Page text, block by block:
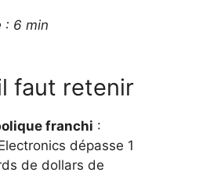
: 6 min
faut retenir
franchi :
dépasse 1
de dollars de